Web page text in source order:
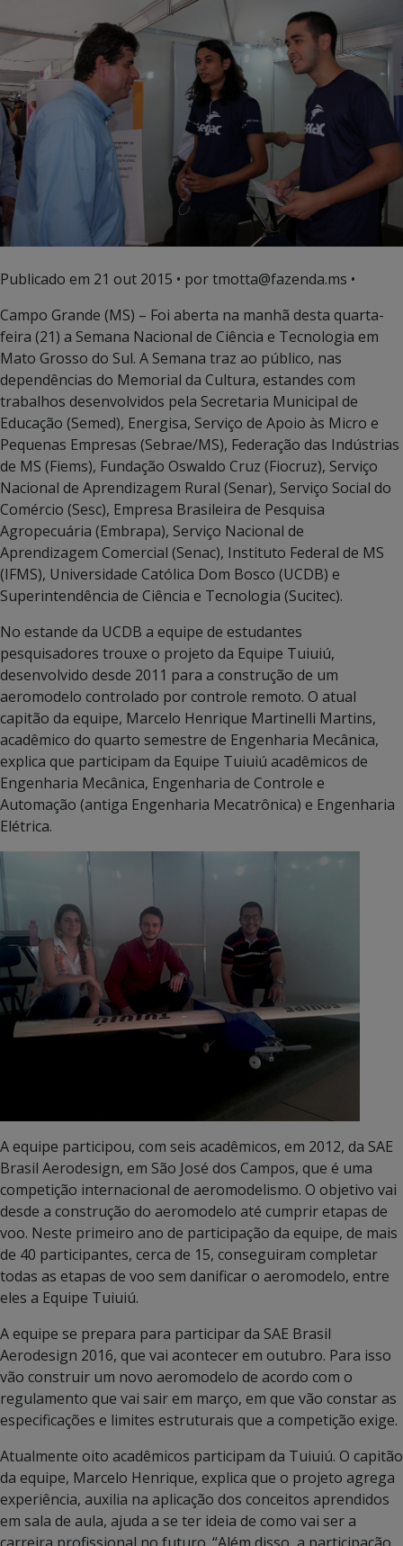
Publicado em 21 out 2015 • por tmotta@fazenda.ms •
Campo Grande (MS) – Foi aberta na manhã desta quarta-
feira (21) a Semana Nacional de Ciência e Tecnologia em
Mato Grosso do Sul. A Semana traz ao público, nas
dependências do Memorial da Cultura, estandes com
trabalhos desenvolvidos pela Secretaria Municipal de
Educação (Semed), Energisa, Serviço de Apoio às Micro e
Pequenas Empresas (Sebrae/MS), Federação das Indústrias
de MS (Fiems), Fundação Oswaldo Cruz (Fiocruz), Serviço
Nacional de Aprendizagem Rural (Senar), Serviço Social do
Comércio (Sesc), Empresa Brasileira de Pesquisa
Agropecuária (Embrapa), Serviço Nacional de
Aprendizagem Comercial (Senac), Instituto Federal de MS
(IFMS), Universidade Católica Dom Bosco (UCDB) e
Superintendência de Ciência e Tecnologia (Sucitec).
No estande da UCDB a equipe de estudantes
pesquisadores trouxe o projeto da Equipe Tuiuiú,
desenvolvido desde 2011 para a construção de um
aeromodelo controlado por controle remoto. O atual
capitão da equipe, Marcelo Henrique Martinelli Martins,
acadêmico do quarto semestre de Engenharia Mecânica,
explica que participam da Equipe Tuiuiú acadêmicos de
Engenharia Mecânica, Engenharia de Controle e
Automação (antiga Engenharia Mecatrônica) e Engenharia
Elétrica.
A equipe participou, com seis acadêmicos, em 2012, da SAE
Brasil Aerodesign, em São José dos Campos, que é uma
competição internacional de aeromodelismo. O objetivo vai
desde a construção do aeromodelo até cumprir etapas de
voo. Neste primeiro ano de participação da equipe, de mais
de 40 participantes, cerca de 15, conseguiram completar
todas as etapas de voo sem danificar o aeromodelo, entre
eles a Equipe Tuiuiú.
A equipe se prepara para participar da SAE Brasil
Aerodesign 2016, que vai acontecer em outubro. Para isso
vão construir um novo aeromodelo de acordo com o
regulamento que vai sair em março, em que vão constar as
especificações e limites estruturais que a competição exige.
Atualmente oito acadêmicos participam da Tuiuiú. O capitão
da equipe, Marcelo Henrique, explica que o projeto agrega
experiência, auxilia na aplicação dos conceitos aprendidos
em sala de aula, ajuda a se ter ideia de como vai ser a